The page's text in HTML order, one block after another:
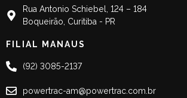
Rua Antonio Schiebel, 124 – 184
Boqueirão, Curitiba - PR
FILIAL MANAUS
(92) 3085-2137
powertrac-am@powertrac.com.br